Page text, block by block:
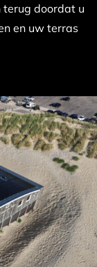
terug doordat u
en uw terras